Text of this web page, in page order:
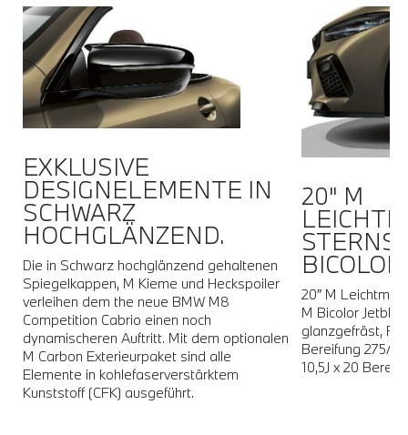
EXKLUSIVE
DESIGNELEMENTE IN
SCHWARZ
HOCHGLÄNZEND.
Die in Schwarz hochglänzend gehaltenen
Spiegelkappen, M Kieme und Heckspoiler
verleihen dem the neue BMW M8
Competition Cabrio einen noch
dynamischeren Auftritt. Mit dem optionalen
M Carbon Exterieurpaket sind alle
Elemente in kohlefaserverstärktem
Kunststoff (CFK) ausgeführt.
20" M
BICOLOR.
20″ M
M Bicolor
glanzgefräst,
Bereifung 275/
10,5J x 20